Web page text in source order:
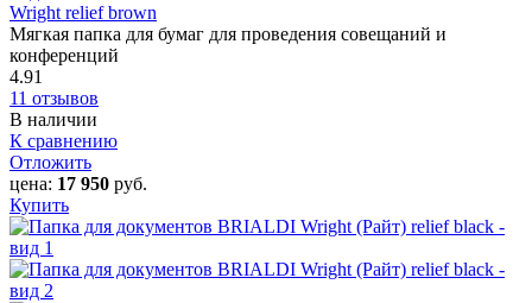
Wright relief brown
Мягкая папка для бумаг для проведения совещаний и
конференций
4.91
11 отзывов
В наличии
К сравнению
Отложить
цена: 17 950 руб.
Купить